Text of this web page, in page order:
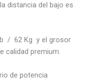
distancia del bajo es
/ 62 Kg y el grosor
calidad premium.
de potencia